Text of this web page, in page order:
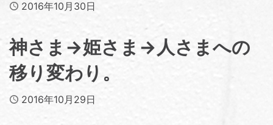
Published
2016年10月30日
神さま→姫さま→人さまへの
移り変わり。
Published
2016年10月29日